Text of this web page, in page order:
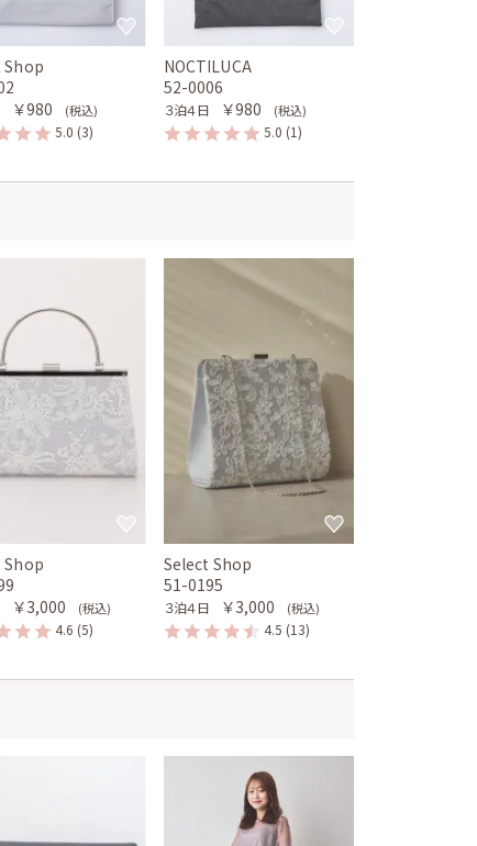
Shop
￥980 (税込)
5.0 (3)
NOCTILUCA
52-0006
３泊４日 ￥980 (税込)
5.0 (1)
Shop
￥3,000 (税込)
4.6 (5)
Select Shop
51-0195
３泊４日 ￥3,000 (税込)
4.5 (13)